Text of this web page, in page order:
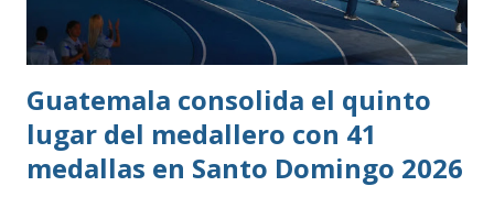
Guatemala consolida el quinto
lugar del medallero con 41
medallas en Santo Domingo 2026